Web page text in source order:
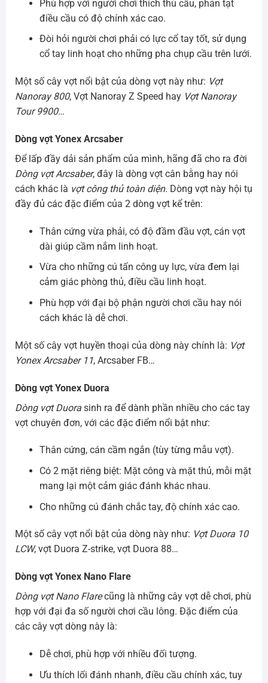
Phù hợp với người chơi thích thủ cầu, phản tạt
điều cầu có độ chính xác cao.
Đòi hỏi người chơi phải có lực cổ tay tốt, sử dụng
cổ tay linh hoạt cho những pha chụp cầu trên lưới.
Một số cây vợt nổi bật của dòng vợt này như: Vợt
Nanoray 800, Vợt Nanoray Z Speed hay Vợt Nanoray
Tour 9900…
Dòng vợt Yonex Arcsaber
Để lấp đầy dải sản phẩm của mình, hãng đã cho ra đời
Dòng vợt Arcsaber, đây là dòng vợt cân bằng hay nói
cách khác là vợt công thủ toàn diện. Dòng vợt này hội tụ
đầy đủ các đặc điểm của 2 dòng vợt kể trên:
Thân cứng vừa phải, có độ đầm đầu vợt, cán vợt
dài giúp cầm nắm linh hoạt.
Vừa cho những cú tấn công uy lực, vừa đem lại
cảm giác phòng thủ, điều cầu linh hoạt.
Phù hợp với đại bộ phận người chơi cầu hay nói
cách khác là dễ chơi.
Một số cây vợt huyền thoại của dòng này chính là: Vợt
Yonex Arcsaber 11, Arcsaber FB…
Dòng vợt Yonex Duora
Dòng vợt Duorasinh ra để dành phần nhiều cho các tay
vợt chuyên đơn, với các đặc điểm nổi bật như:
Thân cứng, cán cầm ngắn (tùy từng mẫu vợt).
Có 2 mặt riêng biệt: Mặt công và mặt thủ, mỗi mặt
mang lại một cảm giác đánh khác nhau.
Cho những cú đánh chắc tay, độ chính xác cao.
Một số cây vợt nổi bật của dòng này như: Vợt Duora 10
LCW, vợt Duora Z-strike, vợt Duora 88…
Dòng vợt Yonex Nano Flare
Dòng vợt Nano Flarecũng là những cây vợt dễ chơi, phù
hợp với đại đa số người chơi cầu lông. Đặc điểm của
các cây vợt dòng này là:
Dễ chơi, phù hợp với nhiều đối tượng.
Ưu thích lối đánh nhanh, điều cầu chính xác, tuy